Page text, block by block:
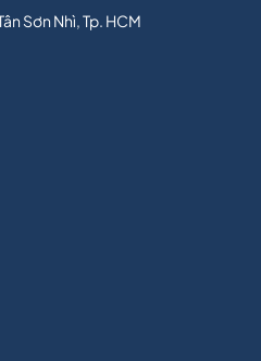
Sơn Nhì, Tp. HCM